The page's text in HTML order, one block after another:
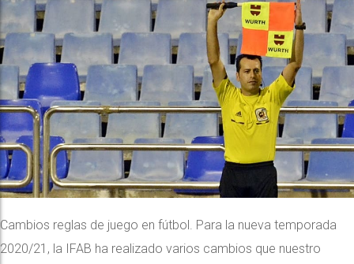
Cambios reglas de juego en fútbol. Para la nueva temporada
2020/21, la IFAB ha realizado varios cambios que nuestro